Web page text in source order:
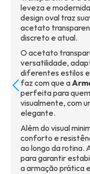
leveza e
design oval traz
acetato
discreto e atual.
O acetato
versatilidade,
diferentes estilos
faz com que a
perfeita para
visualmente, com
elegante.
Além do visual
conforto e
ao longo da rotina.
para garantir
a armação prática